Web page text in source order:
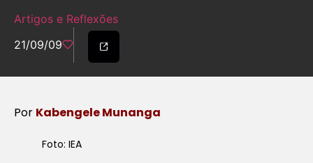
Artigos e Reflexões
21/09/09
Por Kabengele Munanga
Foto: IEA